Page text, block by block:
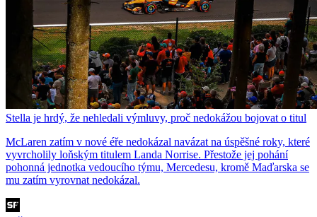
Stella je hrdý, že nehledali výmluvy, proč nedokážou bojovat o titul
McLaren zatím v nové éře nedokázal navázat na úspěšné roky, které
vyvrcholily loňským titulem Landa Norrise. Přestože jej pohání
pohonná jednotka vedoucího týmu, Mercedesu, kromě Maďarska se
mu zatím vyrovnat nedokázal.